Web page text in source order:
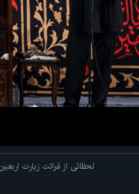
لحظاتی از قرائت زیارت